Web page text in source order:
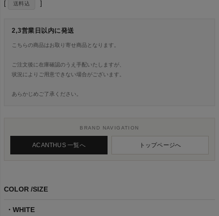
送料込
2,3営業日以内に発送
こちらの商品はお取り寄せ商品となります。
ご注文後に在庫確認のうえ手配いたしますが、
状況によりご用意できない場合がございます。
あらかじめご了承ください。
BRAND NAVIGATION
ACANTHUS 一覧へ トップページへ
COLOR SIZE
WHITE